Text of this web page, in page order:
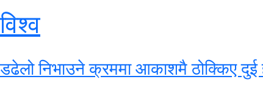
विश्व
डढेलो निभाउने क्रममा आकाशमै ठोक्किए